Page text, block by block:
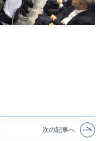
次の記事へ